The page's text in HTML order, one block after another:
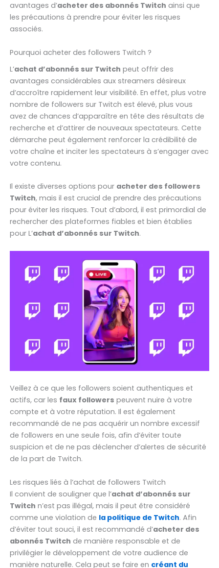
avantages d’acheter des abonnés Twitch ainsi que
les précautions à prendre pour éviter les risques
associés.
Pourquoi acheter des followers Twitch ?
L’achat d’abonnés sur Twitch peut offrir des
avantages considérables aux streamers désireux
d’accroître rapidement leur visibilité. En effet, plus votre
nombre de followers sur Twitch est élevé, plus vous
avez de chances d’apparaître en tête des résultats de
recherche et d’attirer de nouveaux spectateurs. Cette
démarche peut également renforcer la crédibilité de
votre chaîne et inciter les spectateurs à s’engager avec
votre contenu.
Il existe diverses options pour acheter des followers
Twitch, mais il est crucial de prendre des précautions
pour éviter les risques. Tout d’abord, il est primordial de
rechercher des plateformes fiables et bien établies
pour L’achat d’abonnés sur Twitch.
Veillez à ce que les followers soient authentiques et
actifs, car les faux followers peuvent nuire à votre
compte et à votre réputation. Il est également
recommandé de ne pas acquérir un nombre excessif
de followers en une seule fois, afin d’éviter toute
suspicion et de ne pas déclencher d’alertes de sécurité
de la part de Twitch.
Les risques liés à l’achat de followers Twitch
Il convient de souligner que l’achat d’abonnés sur
Twitch n’est pas illégal, mais il peut être considéré
comme une violation de la politique de Twitch. Afin
d’éviter tout souci, il est recommandé d’acheter des
abonnés Twitch de manière responsable et de
privilégier le développement de votre audience de
manière naturelle. Cela peut se faire en créant du